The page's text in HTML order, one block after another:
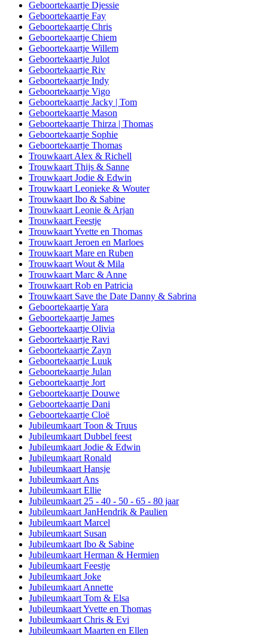
Geboortekaartje Djessie
Geboortekaartje Fay
Geboortekaartje Chris
Geboortekaartje Chiem
Geboortekaartje Willem
Geboortekaartje Julot
Geboortekaartje Riv
Geboortekaartje Indy
Geboortekaartje Vigo
Geboortekaartje Jacky | Tom
Geboortekaartje Mason
Geboortekaartje Thirza | Thomas
Geboortekaartje Sophie
Geboortekaartje Thomas
Trouwkaart Alex & Richell
Trouwkaart Thijs & Sanne
Trouwkaart Jodie & Edwin
Trouwkaart Leonieke & Wouter
Trouwkaart Ibo & Sabine
Trouwkaart Leonie & Arjan
Trouwkaart Feestje
Trouwkaart Yvette en Thomas
Trouwkaart Jeroen en Marloes
Trouwkaart Mare en Ruben
Trouwkaart Wout & Mila
Trouwkaart Marc & Anne
Trouwkaart Rob en Patricia
Trouwkaart Save the Date Danny & Sabrina
Geboortekaartje Yara
Geboortekaartje James
Geboortekaartje Olivia
Geboortekaartje Ravi
Geboortekaartje Zayn
Geboortekaartje Luuk
Geboortekaartje Julan
Geboortekaartje Jort
Geboortekaartje Douwe
Geboortekaartje Dani
Geboortekaartje Cloë
Jubileumkaart Toon & Truus
Jubileumkaart Dubbel feest
Jubileumkaart Jodie & Edwin
Jubileumkaart Ronald
Jubileumkaart Hansje
Jubileumkaart Ans
Jubileumkaart Ellie
Jubileumkaart 25 - 40 - 50 - 65 - 80 jaar
Jubileumkaart JanHendrik & Paulien
Jubileumkaart Marcel
Jubileumkaart Susan
Jubileumkaart Ibo & Sabine
Jubileumkaart Herman & Hermien
Jubileumkaart Feestje
Jubileumkaart Joke
Jubileumkaart Annette
Jubileumkaart Tom & Elsa
Jubileumkaart Yvette en Thomas
Jubileumkaart Chris & Evi
Jubileumkaart Maarten en Ellen